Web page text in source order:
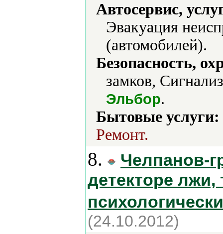
Автосервис,
Эвакуация
(автомобилей).
Безопасность,
замков,
Эльбор.
Бытовые услуги:
Ремонт.
8.
Челпанов-
детекторе лжи,
(24.10.2012)